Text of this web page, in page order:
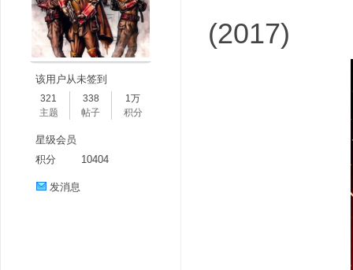
该用户从未签到
321
主题
338
帖子
1万
积分
星级会员
积分
10404
发消息
(2017)